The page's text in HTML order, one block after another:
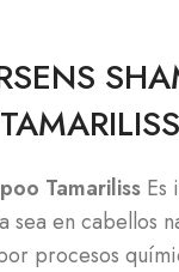
TAMARILISS
Tamariliss Es
sea en cabellos
procesos